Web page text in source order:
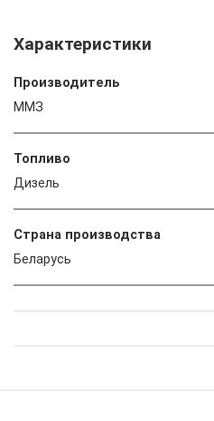
Характеристики
Производитель
ММЗ
Топливо
Дизель
Страна производства
Беларусь